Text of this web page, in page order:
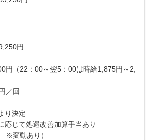
円
円（22：00～翌5：00は時給1,875円～2,
／回
り決定
応じて処遇改善加算手当あり
※変動あり）